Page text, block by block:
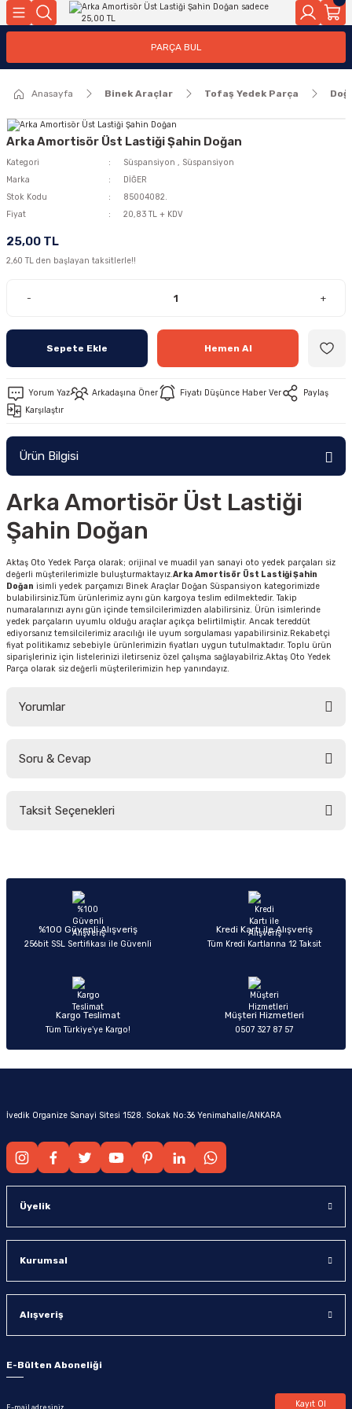
PARÇA BUL
Anasayfa Binek Araçlar Tofaş Yedek Parça
Arka Amortisör Üst Lastiği Şahin Doğan
Kategori Süspansiyon , Süspansiyon
Marka
DİĞER
Stok Kodu
85004082.
Fiyat
20,83 TL + KDV
25,00 TL
2,60 TL den başlayan taksitlerle!!
- +
Sepete Ekle Hemen Al
Yorum Yaz Arkadaşına Öner Fiyatı Düşünce Haber Ver
Paylaş
Karşılaştır
Ürün Bilgisi
Arka Amortisör Üst Lastiği
Şahin Doğan
Aktaş Oto Yedek Parça olarak; orijinal ve muadil yan sanayi oto yedek parçaları siz
değerli müşterilerimizle buluşturmaktayız.Arka Amortisör Üst Lastiği Şahin
Doğan isimli yedek parçamızı Binek Araçlar Doğan Süspansiyon kategorimizde
bulabilirsiniz.Tüm ürünlerimiz aynı gün kargoya teslim edilmektedir. Takip
numaralarınızı aynı gün içinde temsilcilerimizden alabilirsiniz. Ürün isimlerinde
yedek parçaların uyumlu olduğu araçlar açıkça belirtilmiştir. Ancak tereddüt
ediyorsanız temsilcilerimiz aracılığı ile uyum sorgulaması yapabilirsiniz.Rekabetçi
fiyat politikamız sebebiyle ürünlerimizin fiyatları uygun tutulmaktadır. Toplu ürün
siparişleriniz için listelerinizi iletirseniz özel çalışma sağlayabilriz.Aktaş Oto Yedek
Parça olarak siz değerli müşterilerimizin hep yanındayız.
Yorumlar
Soru & Cevap
Taksit Seçenekleri
%100 Güvenli Alışveriş
256bit SSL Sertifikası ile Güvenli
Kredi Kartı ile Alışveriş
Tüm Kredi Kartlarına 12 Taksit
Kargo Teslimat
Tüm Türkiye’ye Kargo!
Müşteri Hizmetleri
0507 327 87 57
İvedik Organize Sanayi Sitesi 1528. Sokak No:36 Yenimahalle/ANKARA
Üyelik
Kurumsal
Alışveriş
E-Bülten Aboneliği
Kayıt Ol